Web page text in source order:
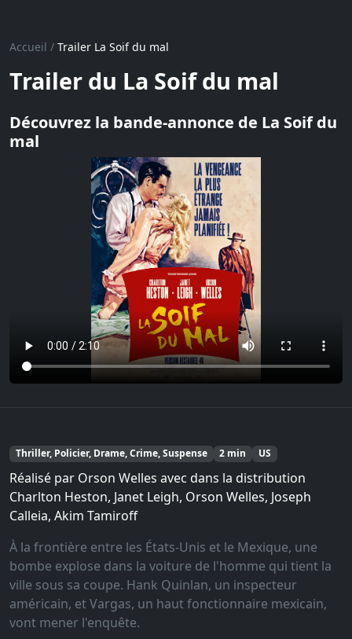
Accueil / Trailer La Soif du mal
Trailer du La Soif du mal
Découvrez la bande-annonce de La Soif du
mal
Thriller, Policier, Drame, Crime, Suspense 2 min US
Réalisé par Orson Welles avec dans la distribution
Charlton Heston, Janet Leigh, Orson Welles, Joseph
Calleia, Akim Tamiroff
À la frontière entre les États-Unis et le Mexique, une
bombe explose dans la voiture de l'homme qui tient la
ville sous sa coupe. Hank Quinlan, un inspecteur
américain, et Vargas, un haut fonctionnaire mexicain,
vont mener l'enquête.